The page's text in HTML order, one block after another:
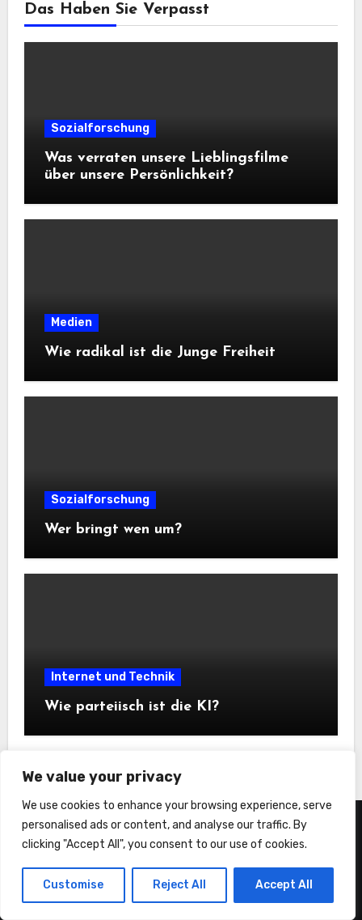
We value your privacy
We use cookies to enhance your browsing experience, serve
personalised ads or content, and analyse our traffic. By
clicking "Accept All", you consent to our use of cookies.
Customise Reject All Accept All
Das Haben Sie Verpasst
Sozialforschung
Was verraten unsere Lieblingsfilme
über unsere Persönlichkeit?
Medien
Wie radikal ist die Junge Freiheit
Sozialforschung
Wer bringt wen um?
Internet und Technik
Wie parteiisch ist die KI?
statistiker-blog.de